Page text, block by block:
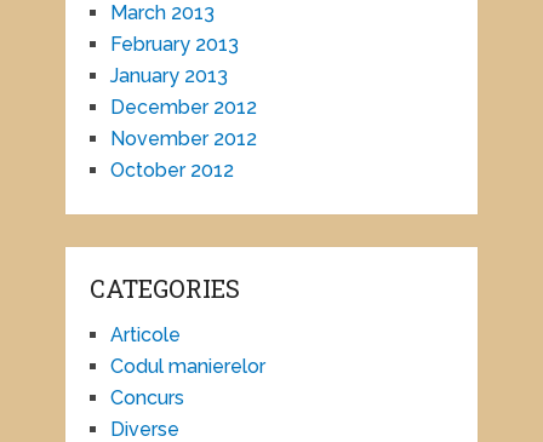
March 2013
February 2013
January 2013
December 2012
November 2012
October 2012
CATEGORIES
Articole
Codul manierelor
Concurs
Diverse